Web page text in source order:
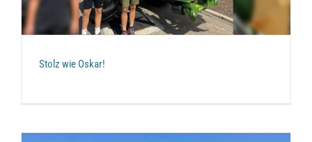
Stolz wie Oskar!